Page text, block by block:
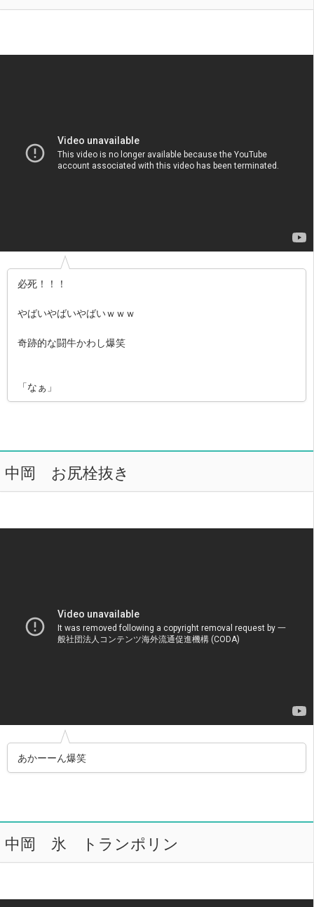
必死！！！
やばいやばいやばいｗｗｗ
奇跡的な闘牛かわし爆笑
「なぁ」
中岡 お尻栓抜き
あかーーん爆笑
中岡 氷 トランポリン